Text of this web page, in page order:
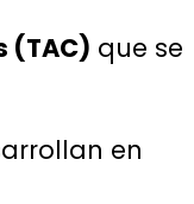
(TAC) que se
en